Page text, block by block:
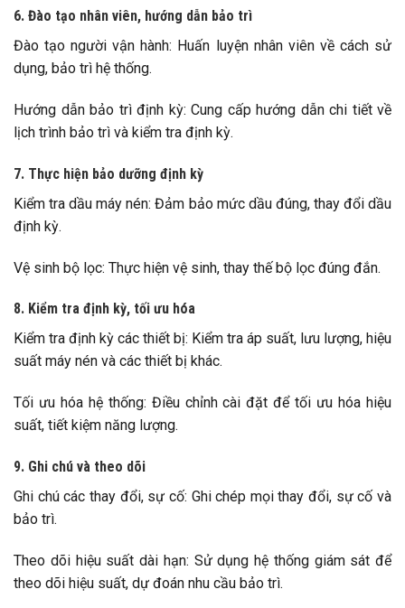
6. Đào tạo nhân viên, hướng dẫn bảo trì
Đào tạo người vận hành: Huấn luyện nhân viên về cách sử
dụng, bảo trì hệ thống.
Hướng dẫn bảo trì định kỳ: Cung cấp hướng dẫn chi tiết về
lịch trình bảo trì và kiểm tra định kỳ.
7. Thực hiện bảo dưỡng định kỳ
Kiểm tra dầu máy nén: Đảm bảo mức dầu đúng, thay đổi dầu
định kỳ.
Vệ sinh bộ lọc: Thực hiện vệ sinh, thay thế bộ lọc đúng đắn.
8. Kiểm tra định kỳ, tối ưu hóa
Kiểm tra định kỳ các thiết bị: Kiểm tra áp suất, lưu lượng, hiệu
suất máy nén và các thiết bị khác.
Tối ưu hóa hệ thống: Điều chỉnh cài đặt để tối ưu hóa hiệu
suất, tiết kiệm năng lượng.
9. Ghi chú và theo dõi
Ghi chú các thay đổi, sự cố: Ghi chép mọi thay đổi, sự cố và
bảo trì.
Theo dõi hiệu suất dài hạn: Sử dụng hệ thống giám sát để
theo dõi hiệu suất, dự đoán nhu cầu bảo trì.